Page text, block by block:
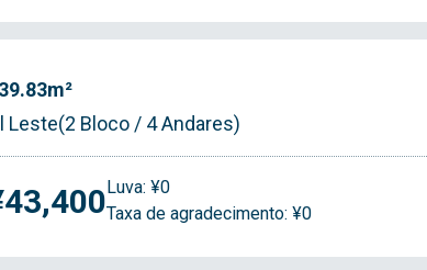
39.83m²
Leste(2 Bloco / 4 Andares)
Luva: ¥0
Taxa de agradecimento: ¥0